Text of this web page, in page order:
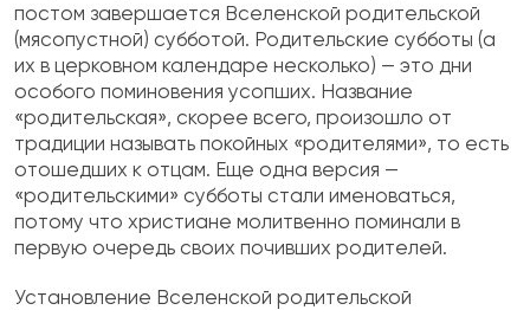
постом завершается Вселенской родительской
(мясопустной) субботой. Родительские субботы (а
их в церковном календаре несколько) — это дни
особого поминовения усопших. Название
«родительская», скорее всего, произошло от
традиции называть покойных «родителями», то есть
отошедших к отцам. Еще одна версия —
«родительскими» субботы стали именоваться,
потому что христиане молитвенно поминали в
первую очередь своих почивших родителей.
Установление Вселенской родительской